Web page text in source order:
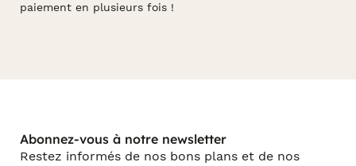
paiement en plusieurs fois !
Abonnez-vous à notre newsletter
Restez informés de nos bons plans et de nos